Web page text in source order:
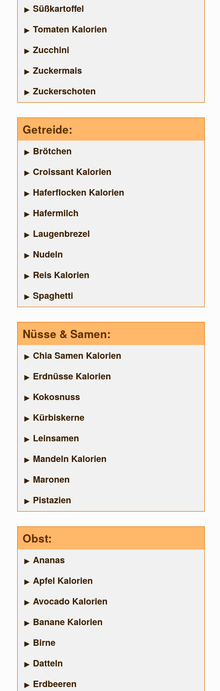
Süßkartoffel
Tomaten Kalorien
Zucchini
Zuckermais
Zuckerschoten
Getreide:
Brötchen
Croissant Kalorien
Haferflocken Kalorien
Hafermilch
Laugenbrezel
Nudeln
Reis Kalorien
Spaghetti
Nüsse & Samen:
Chia Samen Kalorien
Erdnüsse Kalorien
Kokosnuss
Kürbiskerne
Leinsamen
Mandeln Kalorien
Maronen
Pistazien
Obst:
Ananas
Apfel Kalorien
Avocado Kalorien
Banane Kalorien
Birne
Datteln
Erdbeeren